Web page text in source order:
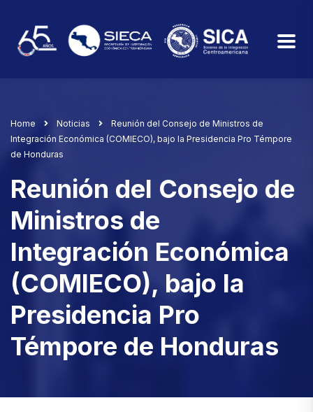
Home Noticias
Reunión del Consejo de Ministros de
Integración Económica (COMIECO), bajo la Presidencia Pro Témpore
de Honduras
Reunión del Consejo de
Ministros de
Integración Económica
(COMIECO), bajo la
Presidencia Pro
Témpore de Honduras